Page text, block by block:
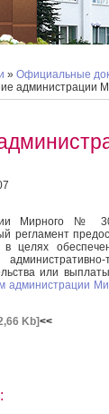
» Официальные
администрации
Мирного №
регламент
в целях
или
администрации
Kb]<<